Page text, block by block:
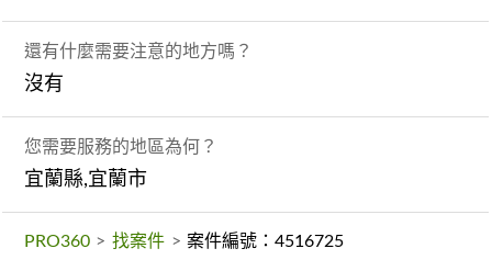
還有什麼需要注意的地方嗎？
沒有
您需要服務的地區為何？
宜蘭縣,宜蘭市
PRO360 > 找案件 > 案件編號：4516725